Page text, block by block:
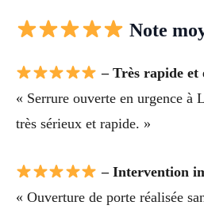
Note
– Très rapide et
« Serrure ouverte en urgence à
très sérieux et rapide. »
– Intervention
« Ouverture de porte réalisée